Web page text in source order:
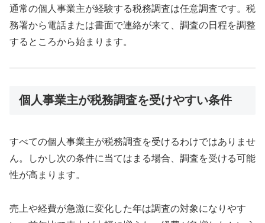
通常の個人事業主が経験する税務調査は任意調査です。税
務署から電話または書面で連絡が来て、調査の日程を調整
するところから始まります。
個人事業主が税務調査を受けやすい条件
すべての個人事業主が税務調査を受けるわけではありませ
ん。しかし次の条件に当てはまる場合、調査を受ける可能
性が高まります。
売上や経費が急激に変化した年は調査の対象になりやす